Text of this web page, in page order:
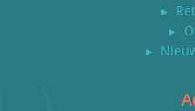
▸
▸
▸